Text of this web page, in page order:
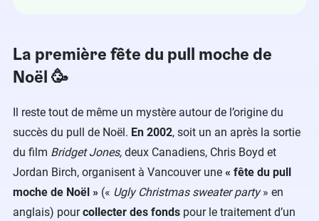
La première fête du pull moche de
Noël 🥳
Il reste tout de même un mystère autour de l’origine du
succès du pull de Noël. En 2002, soit un an après la sortie
du film Bridget Jones, deux Canadiens, Chris Boyd et
Jordan Birch, organisent à Vancouver une « fête du pull
moche de Noël » (« Ugly Christmas sweater party» en
anglais) pourcollecter des fonds pour le traitement d’un